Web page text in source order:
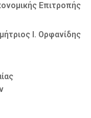
Επιτροπής
Ι. Ορφανίδης